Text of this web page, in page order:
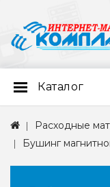
Каталог
Расходные
Бушинг